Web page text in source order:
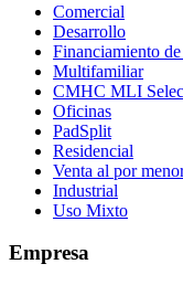
Comercial
Desarrollo
Financiamiento
Multifamiliar
CMHC MLI
Oficinas
PadSplit
Residencial
Venta al por
Industrial
Uso Mixto
Empresa